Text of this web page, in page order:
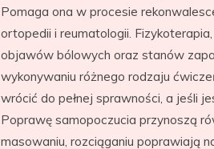
Pomaga ona w procesie
ortopedii i reumatologii.
objawów bólowych oraz stanów
wykonywaniu różnego rodzaju
wrócić do pełnej sprawności, a jeśli
Poprawę samopoczucia przynoszą
masowaniu, rozciąganiu poprawiają